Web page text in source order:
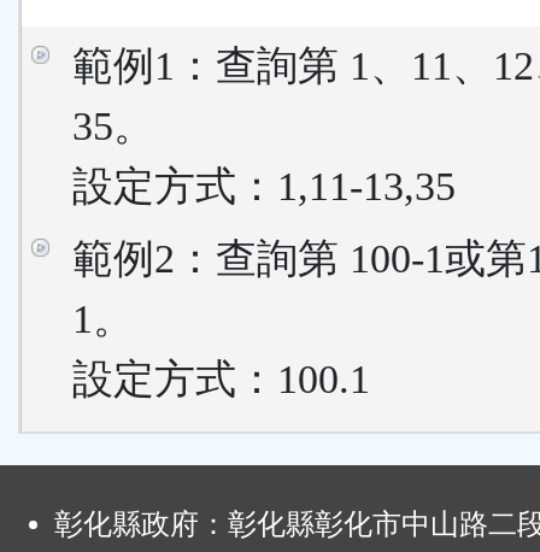
範例1：查詢第 1、11、
35。
設定方式：1,11-13,35
範例2：查詢第 100-1或第
1。
設定方式：100.1
彰化縣政府：彰化縣彰化市中山路二